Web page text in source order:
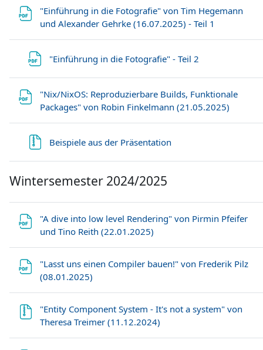
"Einführung in die Fotografie" von Tim Hegemann
und Alexander Gehrke (16.07.2025) - Teil 1
"Einführung in die Fotografie" - Teil 2
"Nix/NixOS: Reproduzierbare Builds, Funktionale
Packages" von Robin Finkelmann (21.05.2025)
Beispiele aus der Präsentation
Wintersemester 2024/2025
"A dive into low level Rendering" von Pirmin Pfeifer
und Tino Reith (22.01.2025)
"Lasst uns einen Compiler bauen!" von Frederik Pilz
(08.01.2025)
"Entity Component System - It's not a system" von
Theresa Treimer (11.12.2024)